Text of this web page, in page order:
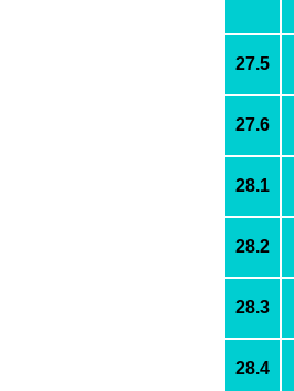
27.5
27.6
28.1
28.2
28.3
28.4